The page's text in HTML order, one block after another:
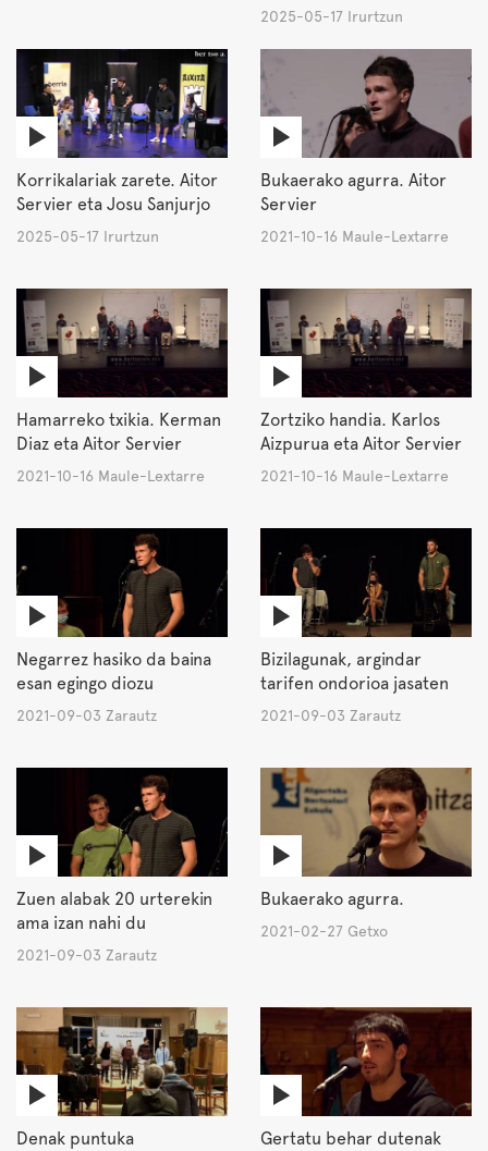
2025-05-17 Irurtzun
Korrikalariak zarete. Aitor
Servier eta Josu Sanjurjo
2025-05-17 Irurtzun
Bukaerako agurra. Aitor
Servier
2021-10-16 Maule-Lextarre
Hamarreko txikia. Kerman
Diaz eta Aitor Servier
2021-10-16 Maule-Lextarre
Zortziko handia. Karlos
Aizpurua eta Aitor Servier
2021-10-16 Maule-Lextarre
Negarrez hasiko da baina
esan egingo diozu
2021-09-03 Zarautz
Bizilagunak, argindar
tarifen ondorioa jasaten
2021-09-03 Zarautz
Zuen alabak 20 urterekin
ama izan nahi du
2021-09-03 Zarautz
Bukaerako agurra.
2021-02-27 Getxo
Denak puntuka
Gertatu behar dutenak